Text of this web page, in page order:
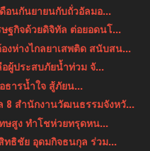
อนกันยายนกับถั่วอัลมอ...
ฐกิจด้วยดิจิทัล ต่อยอดนโ...
งห่างไกลยาเสพติด สนับสน...
อผู้ประสบภัยน้ำท่วม จั...
ธารน้ำใจ สู้ภัยน...
8 สำนักงานวัฒนธรรมจังหวั...
ษสูง ทำโชห่วยทรุดหน...
ธิชัย อุดมกิจธนกุล ร่วม...